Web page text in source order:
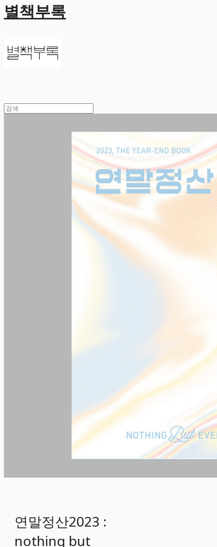
별책부록
연말정산2023 :
nothing but